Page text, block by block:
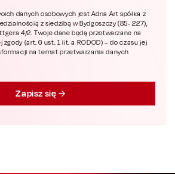
danych osobowych jest Adria Art spółka z
z siedzibą w Bydgoszczy (85- 227),
4/2. Twoje dane będą przetwarzane na
(art. 6 ust. 1 lit. a RODOD) – do czasu jej
na temat przetwarzania danych
Zapisz się